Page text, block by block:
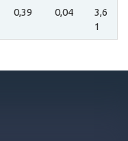
0,39 0,04
3,6
1